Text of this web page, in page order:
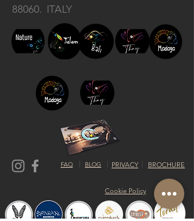
88060. ITALY
FAQ BLOG PRIVACY BROCHURE
Cookie Policy